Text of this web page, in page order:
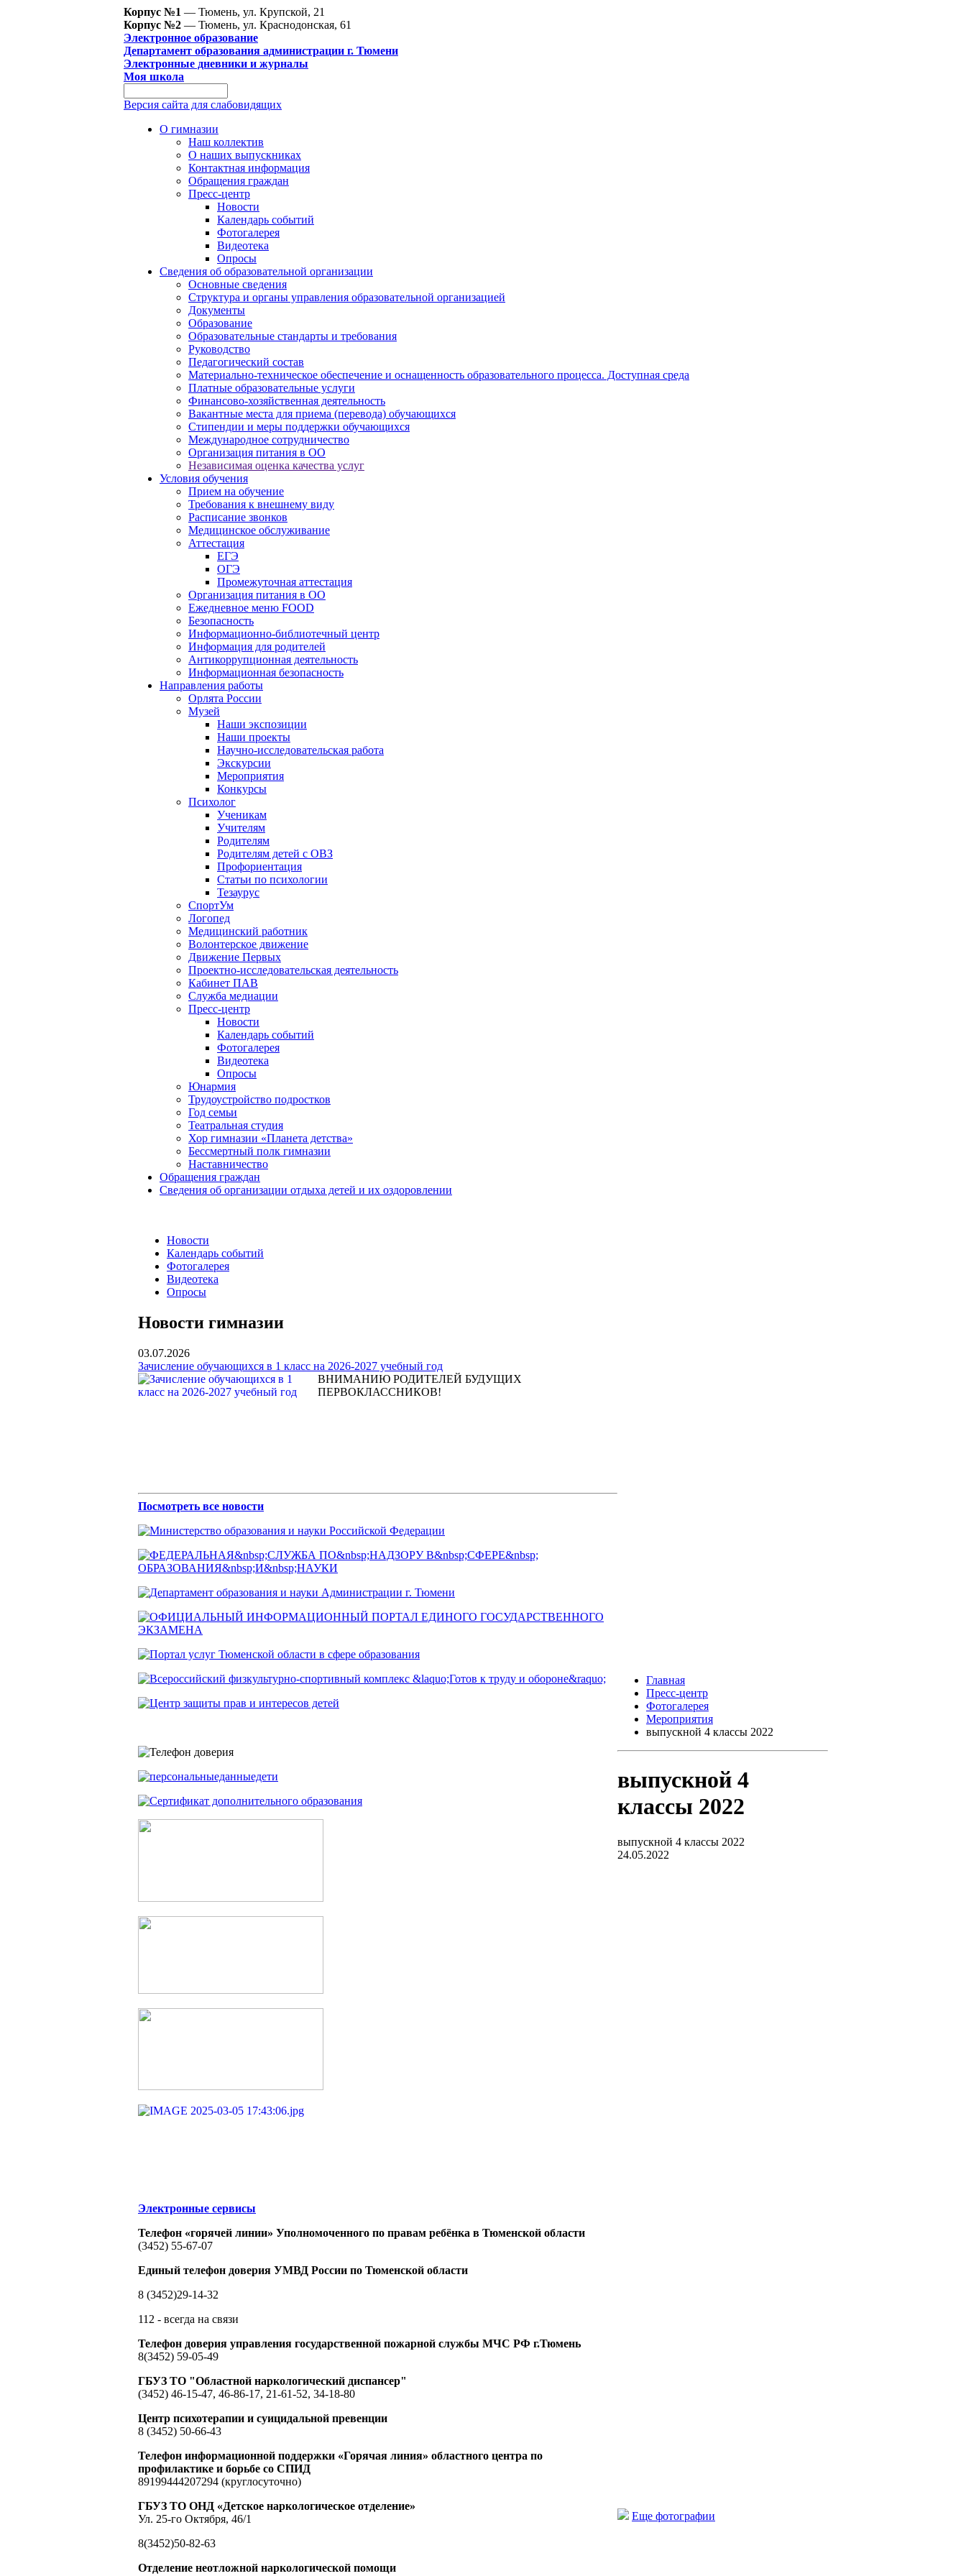
Корпус №1 — Тюмень, ул. Крупской, 21
Корпус №2 — Тюмень, ул. Краснодонская, 61
Электронное образование
Департамент образования администрации г. Тюмени
Электронные дневники и журналы
Моя школа
Версия сайта для слабовидящих
О гимназии
Наш коллектив
О наших выпускниках
Контактная информация
Обращения граждан
Пресс-центр
Новости
Календарь событий
Фотогалерея
Видеотека
Опросы
Сведения об образовательной организации
Основные сведения
Структура и органы управления образовательной организацией
Документы
Образование
Образовательные стандарты и требования
Руководство
Педагогический состав
Материально-техническое обеспечение и оснащенность образовательного процесса. Доступная среда
Платные образовательные услуги
Финансово-хозяйственная деятельность
Вакантные места для приема (перевода) обучающихся
Стипендии и меры поддержки обучающихся
Международное сотрудничество
Организация питания в ОО
Независимая оценка качества услуг
Условия обучения
Прием на обучение
Требования к внешнему виду
Расписание звонков
Медицинское обслуживание
Аттестация
ЕГЭ
ОГЭ
Промежуточная аттестация
Организация питания в ОО
Ежедневное меню FOOD
Безопасность
Информационно-библиотечный центр
Информация для родителей
Антикоррупционная деятельность
Информационная безопасность
Направления работы
Орлята России
Музей
Наши экспозиции
Наши проекты
Научно-исследовательская работа
Экскурсии
Мероприятия
Конкурсы
Психолог
Ученикам
Учителям
Родителям
Родителям детей с ОВЗ
Профориентация
Статьи по психологии
Тезаурус
СпортУм
Логопед
Медицинский работник
Волонтерское движение
Движение Первых
Проектно-исследовательская деятельность
Кабинет ПАВ
Служба медиации
Пресс-центр
Новости
Календарь событий
Фотогалерея
Видеотека
Опросы
Юнармия
Трудоустройство подростков
Год семьи
Театральная студия
Хор гимназии «Планета детства»
Бессмертный полк гимназии
Наставничество
Обращения граждан
Сведения об организации отдыха детей и их оздоровлении
Новости
Календарь событий
Фотогалерея
Видеотека
Опросы
Новости гимназии
03.07.2026
Зачисление обучающихся в 1 класс на 2026-2027 учебный год
ВНИМАНИЮ РОДИТЕЛЕЙ БУДУЩИХ
ПЕРВОКЛАССНИКОВ!
Посмотреть все новости
Электронные сервисы
Телефон «горячей линии» Уполномоченного по правам ребёнка в Тюменской области
(3452) 55-67-07
Единый телефон доверия УМВД России по Тюменской области
8 (3452)29-14-32
112 - всегда на связи
Телефон доверия управления государственной пожарной службы МЧС РФ г.Тюмень
8(3452) 59-05-49
ГБУЗ ТО "Областной наркологический диспансер"
(3452) 46-15-47, 46-86-17, 21-61-52, 34-18-80
Центр психотерапии и суицидальной превенции
8 (3452) 50-66-43
Телефон информационной поддержки «Горячая линия» областного центра по
профилактике и борьбе со СПИД
89199444207294 (круглосуточно)
ГБУЗ ТО ОНД «Детское наркологическое отделение»
Ул. 25-го Октября, 46/1
8(3452)50-82-63
Отделение неотложной наркологической помощи
Главная
Пресс-центр
Фотогалерея
Мероприятия
выпускной 4 классы 2022
выпускной 4
классы 2022
выпускной 4 классы 2022
24.05.2022
Еще фотографии